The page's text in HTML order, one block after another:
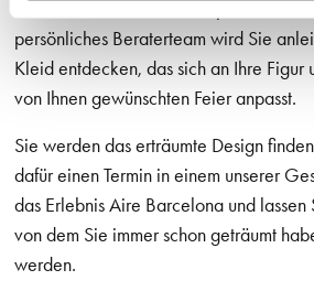
Sie dabei unterstützen das perfekte
persönliches Beraterteam wird Sie
Kleid entdecken, das sich an Ihre Figur
von Ihnen gewünschten Feier anpasst.
Sie werden das erträumte Design
dafür einen Termin in einem unserer
das Erlebnis Aire Barcelona und
von dem Sie immer schon geträumt
werden.